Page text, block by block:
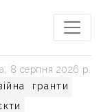
гранти
8 серпня 2026 р.